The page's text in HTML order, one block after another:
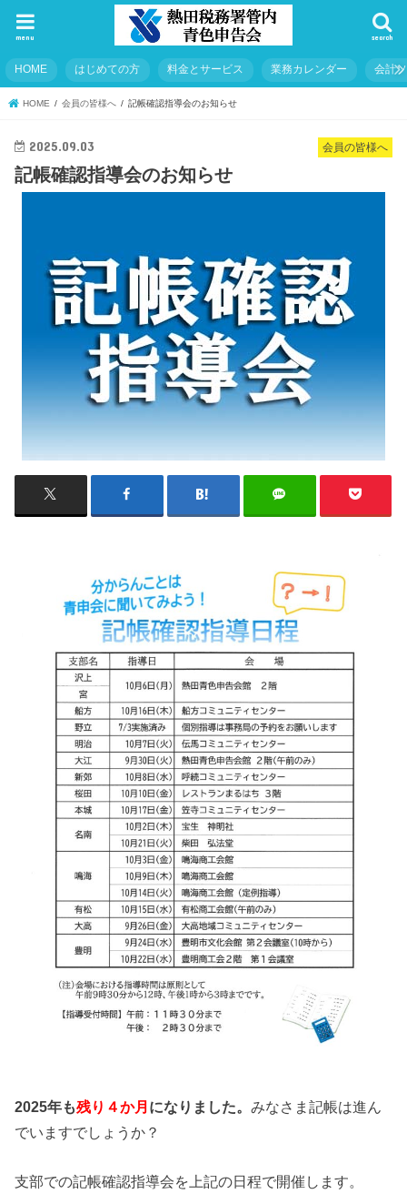
search
menu
HOME はじめての方 料金とサービス 業務カレンダー 会計
HOME 会員の皆様へ 記帳確認指導会のお知らせ
会員の皆様へ
2025.09.03
記帳確認指導会のお知らせ
2025年も残り４か月 になりました。みなさま記帳は進ん
でいますでしょうか？
支部での記帳確認指導会を上記の日程で開催します。